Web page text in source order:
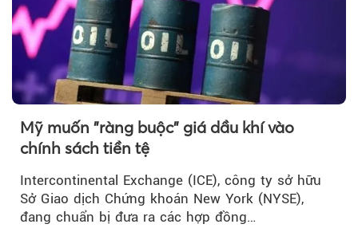
Mỹ muốn "ràng buộc" giá dầu khí vào
chính sách tiền tệ
Intercontinental Exchange (ICE), công ty sở hữu
Sở Giao dịch Chứng khoán New York (NYSE),
đang chuẩn bị đưa ra các hợp đồng…